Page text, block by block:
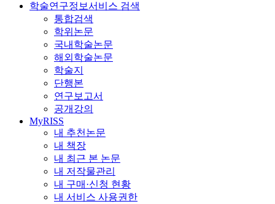
학술연구정보서비스 검색
통합검색
학위논문
국내학술논문
해외학술논문
학술지
단행본
연구보고서
공개강의
MyRISS
내 추천논문
내 책장
내 최근 본 논문
내 저작물관리
내 구매·신청 현황
내 서비스 사용권한